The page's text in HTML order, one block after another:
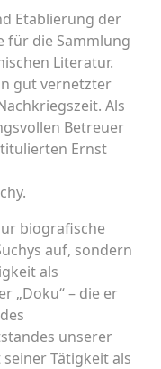
Etablierung der
für die Sammlung
Literatur.
gut vernetzter
Als
Betreuer
Ernst
biografische
auf, sondern
als
„Doku“ – die er
unserer
Tätigkeit als